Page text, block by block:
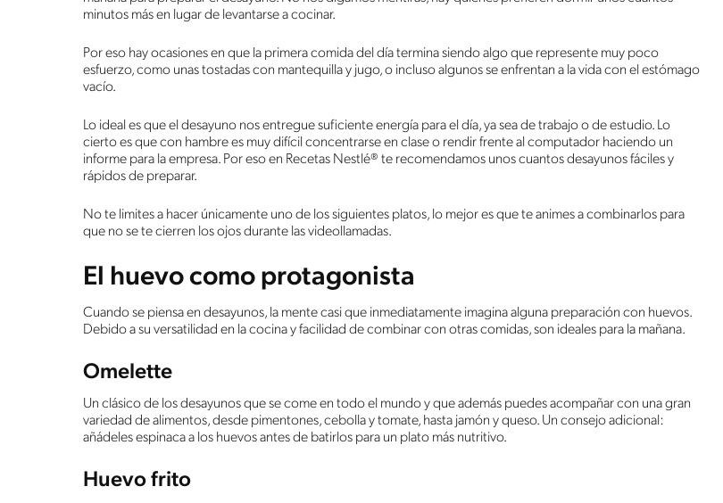
minutos más en lugar de levantarse a cocinar.
Por eso hay ocasiones en que la primera comida del día termina siendo algo que represente muy poco
esfuerzo, como unas tostadas con mantequilla y jugo, o incluso algunos se enfrentan a la vida con el estómago
vacío.
Lo ideal es que el desayuno nos entregue suficiente energía para el día, ya sea de trabajo o de estudio. Lo
cierto es que con hambre es muy difícil concentrarse en clase o rendir frente al computador haciendo un
informe para la empresa. Por eso en Recetas Nestlé® te recomendamos unos cuantos desayunos fáciles y
rápidos de preparar.
No te limites a hacer únicamente uno de los siguientes platos, lo mejor es que te animes a combinarlos para
que no se te cierren los ojos durante las videollamadas.
El huevo como protagonista
Cuando se piensa en desayunos, la mente casi que inmediatamente imagina alguna preparación con huevos.
Debido a su versatilidad en la cocina y facilidad de combinar con otras comidas, son ideales para la mañana.
Omelette
Un clásico de los desayunos que se come en todo el mundo y que además puedes acompañar con una gran
variedad de alimentos, desde pimentones, cebolla y tomate, hasta jamón y queso. Un consejo adicional:
añádeles espinaca a los huevos antes de batirlos para un plato más nutritivo.
Huevo frito